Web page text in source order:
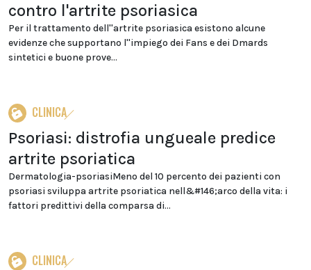
contro l'artrite psoriasica
Per il trattamento dell''artrite psoriasica esistono alcune
evidenze che supportano l''impiego dei Fans e dei Dmards
sintetici e buone prove...
CLINICA
Psoriasi: distrofia ungueale predice
artrite psoriatica
Dermatologia-psoriasiMeno del 10 percento dei pazienti con
psoriasi sviluppa artrite psoriatica nell&#146;arco della vita: i
fattori predittivi della comparsa di...
CLINICA